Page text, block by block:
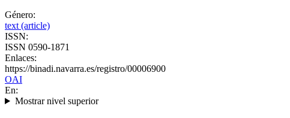
Género:
text (article)
ISSN:
ISSN 0590-1871
Enlaces:
https://binadi.navarra.es/registro/00006900
OAI
En:
Mostrar nivel superior